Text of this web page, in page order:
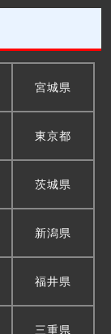
宮城県
東京都
茨城県
新潟県
福井県
三重県